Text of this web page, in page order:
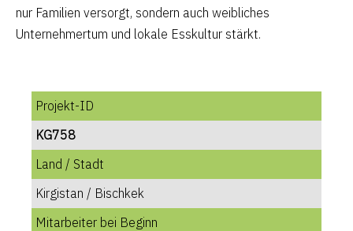
nur Familien versorgt, sondern auch weibliches
Unternehmertum und lokale Esskultur stärkt.
Projekt-ID
KG758
Land / Stadt
Kirgistan / Bischkek
Mitarbeiter bei Beginn